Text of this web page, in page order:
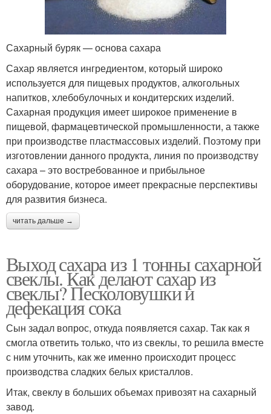
Сахарный буряк — основа сахара
Сахар является ингредиентом, который широко
используется для пищевых продуктов, алкогольных
напитков, хлебобулочных и кондитерских изделий.
Сахарная продукция имеет широкое применение в
пищевой, фармацевтической промышленности, а также
при производстве пластмассовых изделий. Поэтому при
изготовлении данного продукта, линия по производству
сахара – это востребованное и прибыльное
оборудование, которое имеет прекрасные перспективы
для развития бизнеса.
читать дальше →
Выход сахара из 1 тонны сахарной
свеклы. Как делают сахар из
свеклы? Песколовушки и
дефекация сока
Сын задал вопрос, откуда появляется сахар. Так как я
смогла ответить только, что из свеклы, то решила вместе
с ним уточнить, как же именно происходит процесс
производства сладких белых кристаллов.
Итак, свеклу в больших объемах привозят на сахарный
завод.